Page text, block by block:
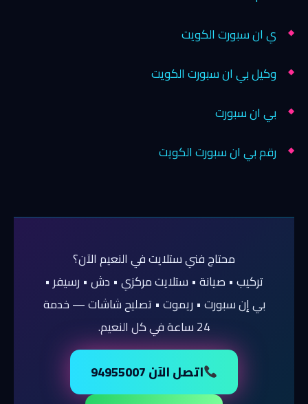
ي ان سبورت الكويت
وكيل بي ان سبورت الكويت
بي ان سبورت
رقم بي ان سبورت الكويت
محتاج فني ستلايت في النعيم الآن؟
تركيب • صيانة • ستلايت مركزي • دش • رسيفر •
بي إن سبورت • ريموت • تصليح شاشات — خدمة
24 ساعة في كل النعيم.
اتصل الآن 94955007